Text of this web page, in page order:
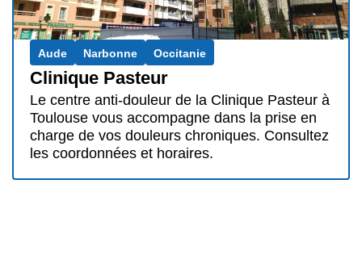
Aude Narbonne Occitanie
Clinique Pasteur
Le centre anti-douleur de la Clinique Pasteur à
Toulouse vous accompagne dans la prise en
charge de vos douleurs chroniques. Consultez
les coordonnées et horaires.